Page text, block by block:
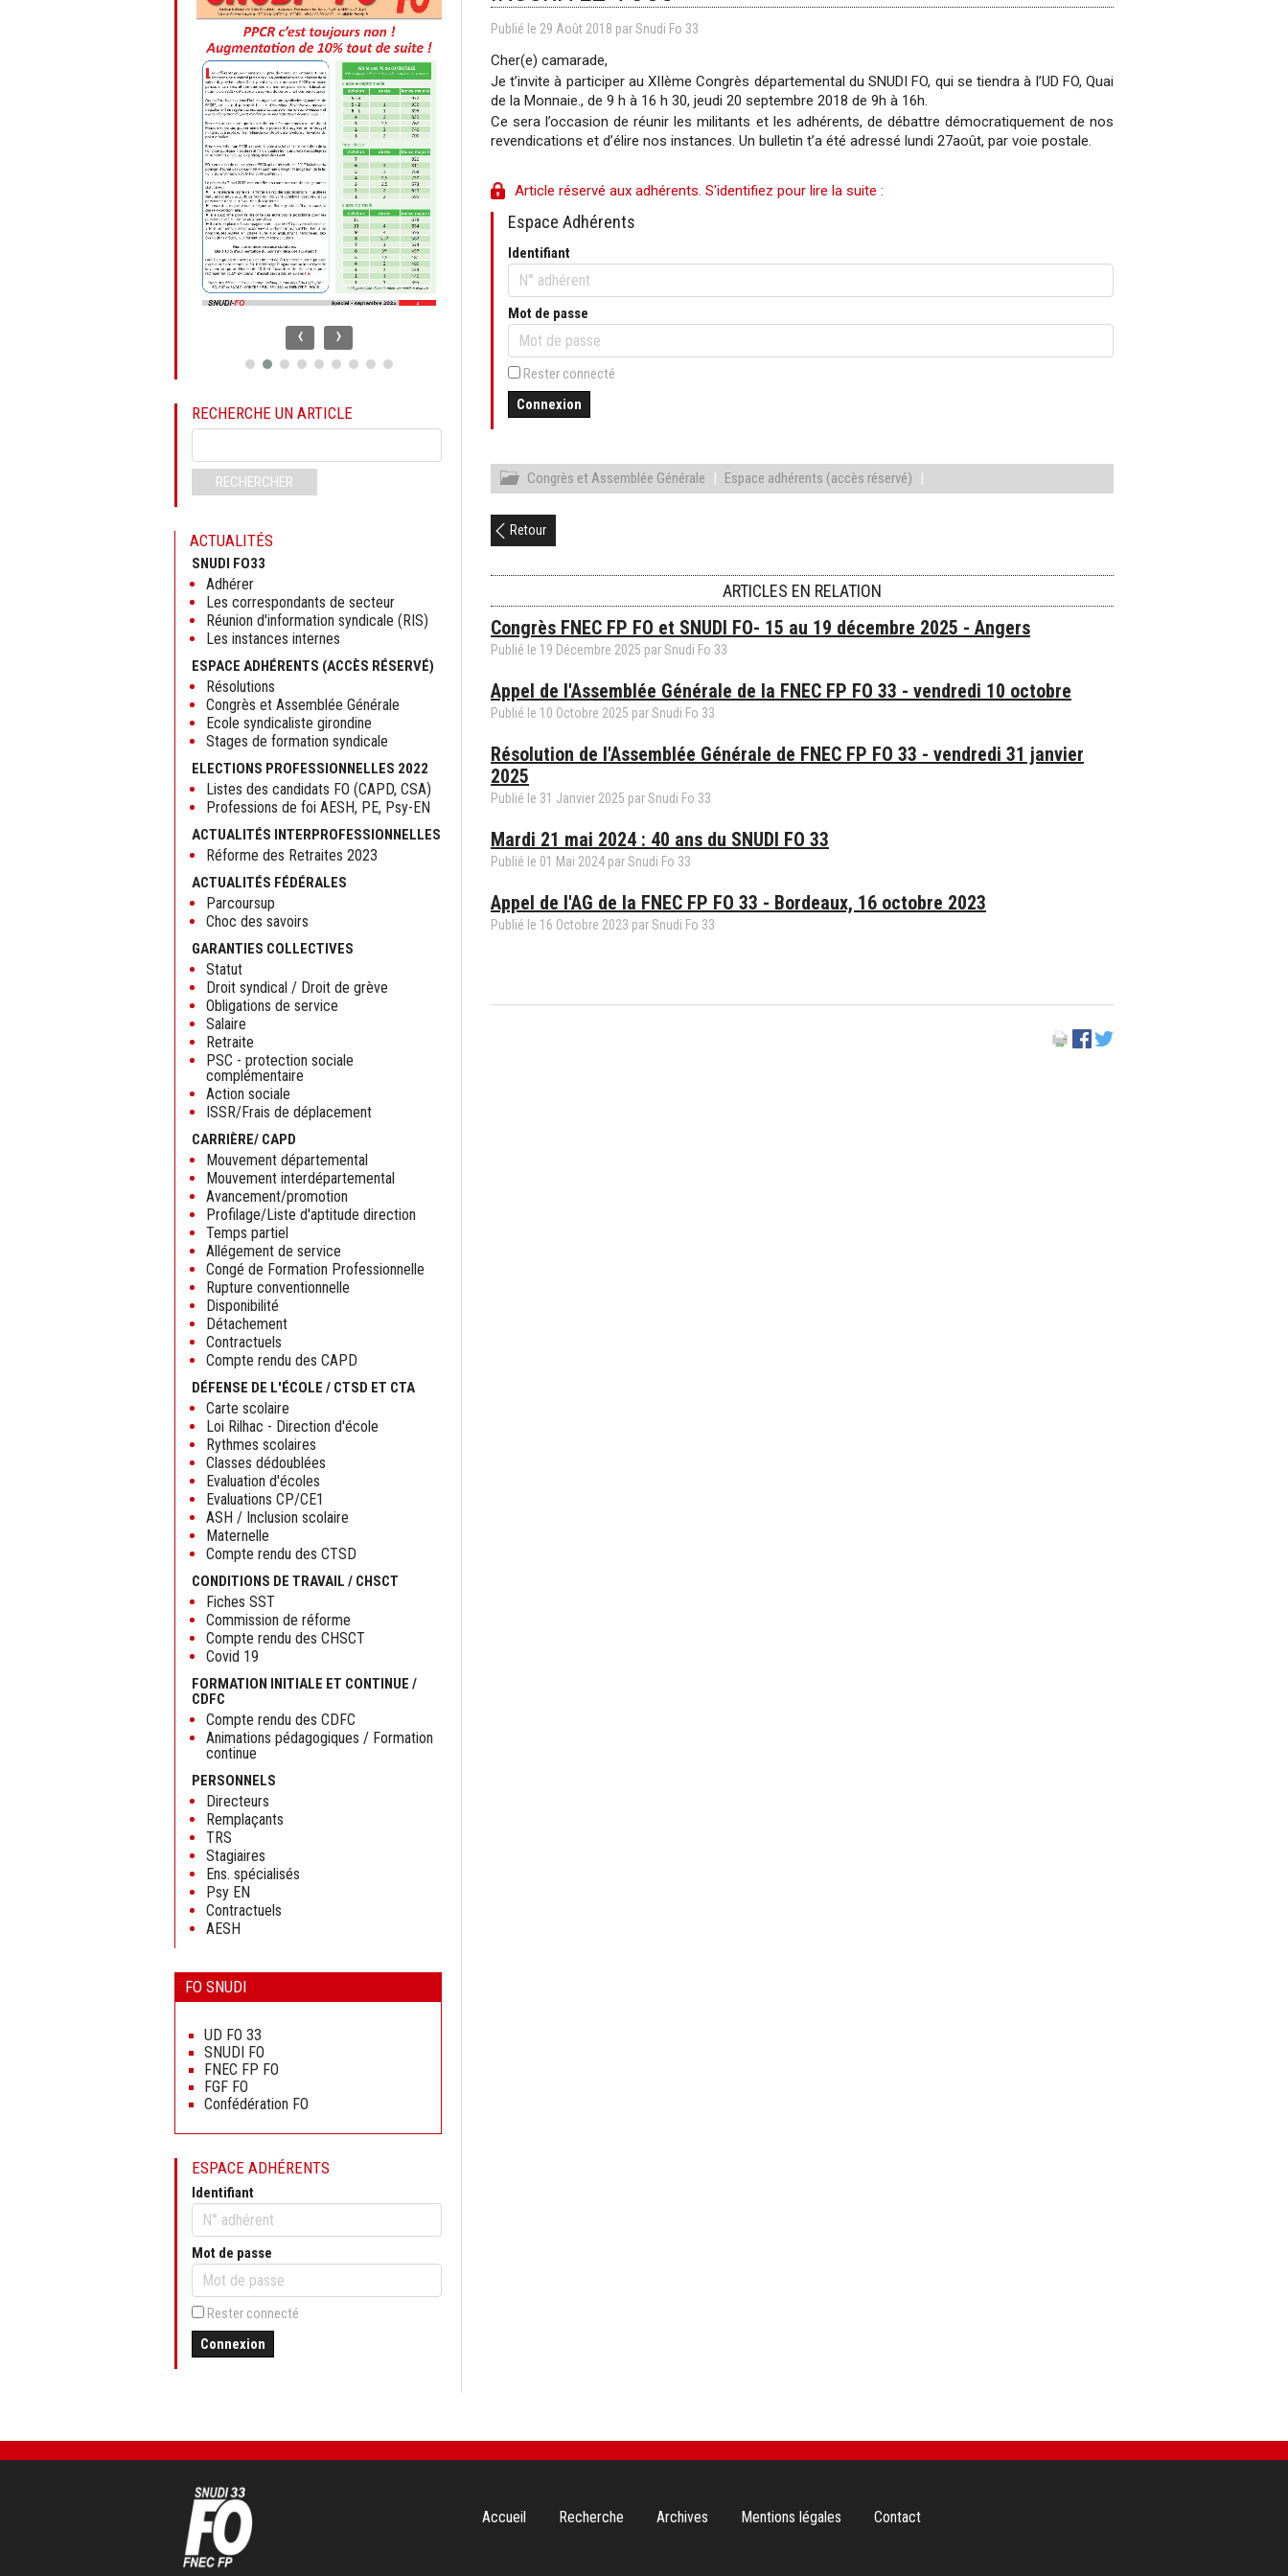
Publié le 29 Août 2018 parSnudi Fo 33
Cher(e) camarade,
Je t’invite à participer au XIIème Congrès départemental du SNUDI FO, qui se tiendra à l’UD FO, Quai
de la Monnaie., de 9 h à 16 h 30, jeudi 20 septembre 2018 de 9h à 16h.
Ce sera l’occasion de réunir les militants et les adhérents, de débattre démocratiquement de nos
revendications et d’élire nos instances. Un bulletin t’a été adressé lundi 27août, par voie postale.
Article réservé aux adhérents. S'identifiez pour lire la suite :
Espace Adhérents
Identifiant
Mot de passe
Rester connecté
Connexion
Congrès et Assemblée Générale | Espace adhérents (accès réservé) |
Retour
ARTICLES EN RELATION
Congrès FNEC FP FO et SNUDI FO- 15 au 19 décembre 2025 - Angers
Publié le 19 Décembre 2025 parSnudi Fo 33
Appel de l'Assemblée Générale de la FNEC FP FO 33 - vendredi 10 octobre
Publié le 10 Octobre 2025 parSnudi Fo 33
Résolution de l'Assemblée Générale de FNEC FP FO 33 - vendredi 31 janvier
2025
Publié le 31 Janvier 2025 parSnudi Fo 33
Mardi 21 mai 2024 : 40 ans du SNUDI FO 33
Publié le 01 Mai 2024 parSnudi Fo 33
Appel de l'AG de la FNEC FP FO 33 - Bordeaux, 16 octobre 2023
Publié le 16 Octobre 2023 parSnudi Fo 33
‹ ›
RECHERCHE UN ARTICLE
clés
RECHERCHER
ACTUALITÉS
SNUDI FO33
Adhérer
Les correspondants de secteur
Réunion d'information syndicale (RIS)
Les instances internes
ESPACE ADHÉRENTS (ACCÈS RÉSERVÉ)
Résolutions
Congrès et Assemblée Générale
Ecole syndicaliste girondine
Stages de formation syndicale
ELECTIONS PROFESSIONNELLES 2022
Listes des candidats FO (CAPD, CSA)
Professions de foi AESH, PE, Psy-EN
ACTUALITÉS INTERPROFESSIONNELLES
Réforme des Retraites 2023
ACTUALITÉS FÉDÉRALES
Parcoursup
Choc des savoirs
GARANTIES COLLECTIVES
Statut
Droit syndical / Droit de grève
Obligations de service
Salaire
Retraite
PSC - protection sociale
complémentaire
Action sociale
ISSR/Frais de déplacement
CARRIÈRE/ CAPD
Mouvement départemental
Mouvement interdépartemental
Avancement/promotion
Profilage/Liste d'aptitude direction
Temps partiel
Allégement de service
Congé de Formation Professionnelle
Rupture conventionnelle
Disponibilité
Détachement
Contractuels
Compte rendu des CAPD
DÉFENSE DE L'ÉCOLE / CTSD ET CTA
Carte scolaire
Loi Rilhac - Direction d'école
Rythmes scolaires
Classes dédoublées
Evaluation d'écoles
Evaluations CP/CE1
ASH / Inclusion scolaire
Maternelle
Compte rendu des CTSD
CONDITIONS DE TRAVAIL / CHSCT
Fiches SST
Commission de réforme
Compte rendu des CHSCT
Covid 19
FORMATION INITIALE ET CONTINUE /
CDFC
Compte rendu des CDFC
Animations pédagogiques / Formation
continue
PERSONNELS
Directeurs
Remplaçants
TRS
Stagiaires
Ens. spécialisés
Psy EN
Contractuels
AESH
FO SNUDI
contenu
UD FO 33
SNUDI FO
FNEC FP FO
FGF FO
Confédération FO
ESPACE ADHÉRENTS
Identifiant
Mot de passe
Rester connecté
Connexion
Aller
Accueil Recherche Archives Mentions légales Contact